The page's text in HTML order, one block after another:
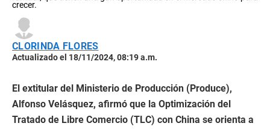
crecer.
CLORINDA FLORES
Actualizado el 18/11/2024, 08:19 a.m.
El extitular del Ministerio de Producción (Produce),
Alfonso Velásquez, afirmó que la Optimización del
Tratado de Libre Comercio (TLC) con China se orienta a